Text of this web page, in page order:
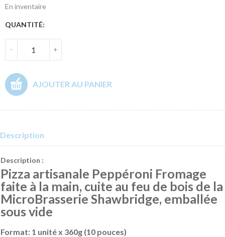
En inventaire
QUANTITÉ:
- +
AJOUTER AU PANIER
Description
Description :
Pizza artisanale Peppéroni Fromage
faite à la main, cuite au feu de bois de la
MicroBrasserie Shawbridge, emballée
sous vide
Format: 1 unité x 360g (10 pouces)